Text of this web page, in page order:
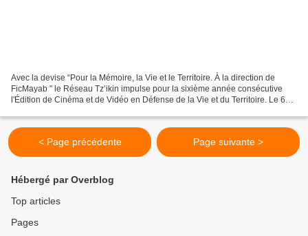
Avec la devise “Pour la Mémoire, la Vie et le Territoire. À la direction de
FicMayab " le Réseau Tz’ikin impulse pour la sixième année consécutive
l'Édition de Cinéma et de Vidéo en Défense de la Vie et du Territoire. Le 6e
< Page précédente Page suivante >
Hébergé par Overblog
Top articles
Pages